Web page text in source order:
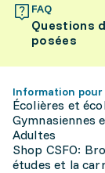
FAQ
Questions
posées
Information pour
Écolières et
Gymnasiennes
Adultes
Shop CSFO:
études et la